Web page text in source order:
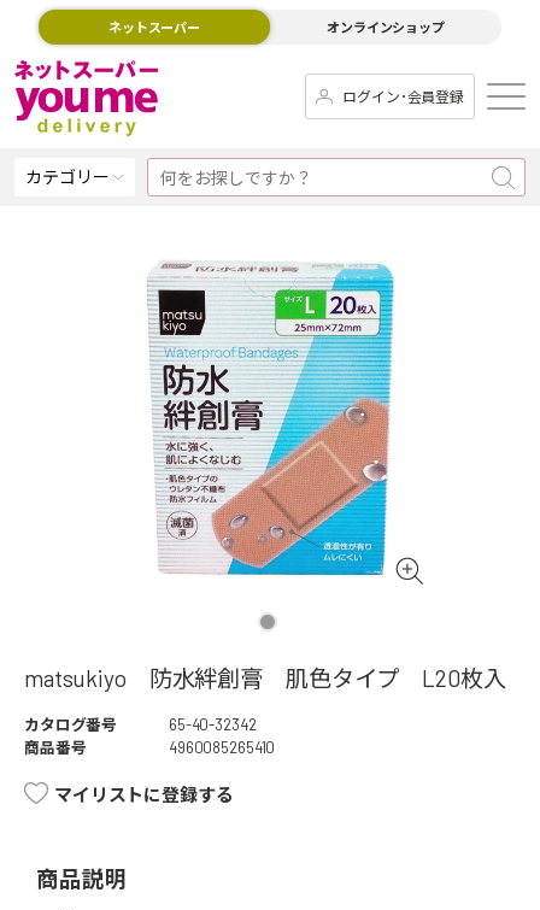
ネットスーパー オンラインショップ
ログイン･会員登録
カテゴリー
matsukiyo 防水絆創膏 肌色タイプ L20枚入
カタログ番号
65-40-32342
商品番号
4960085265410
マイリストに登録する
商品説明